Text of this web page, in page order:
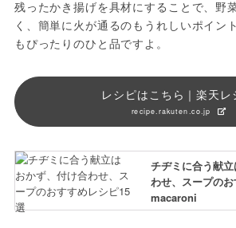
残ったかき揚げを具材にすることで、野
く、簡単に火が通るのもうれしいポイン
もぴったりのひと品ですよ。
レシピはこちら｜楽天レ
recipe.rakuten.co.jp
チヂミに合う献
わせ、スープの
macaroni